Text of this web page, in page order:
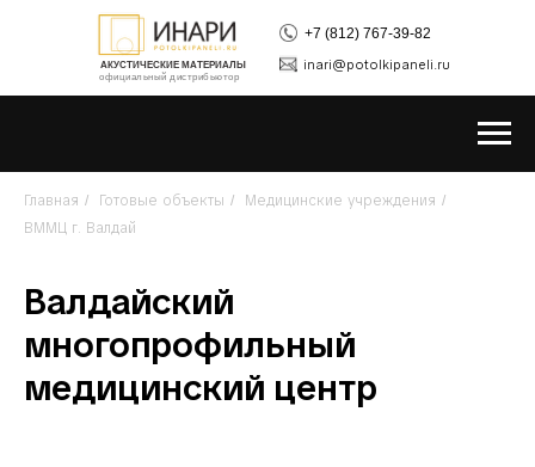
АКУСТИЧЕСКИЕ МАТЕРИАЛЫ
официальный дистрибьютор
inari@potolkipaneli.ru
+7 (812) 767-39-82
Главная / Готовые объекты / Медицинские учреждения /
ВММЦ г. Валдай
Валдайский
многопрофильный
медицинский центр